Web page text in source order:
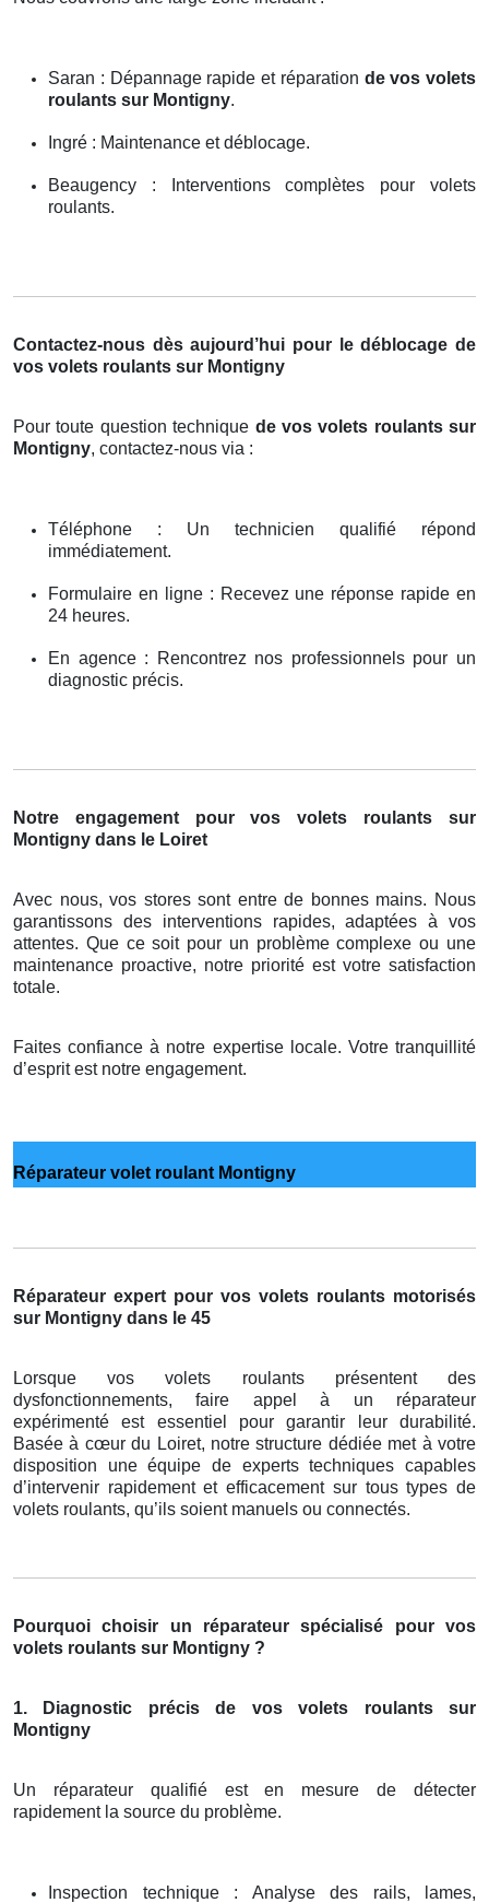
Saran : Dépannage rapide et réparation de vos volets
roulants sur Montigny.
Ingré : Maintenance et déblocage.
Beaugency : Interventions complètes pour volets
roulants.
Contactez-nous dès aujourd’hui pour le déblocage de
vos volets roulants sur Montigny
Pour toute question technique de vos volets roulants sur
Montigny, contactez-nous via :
Téléphone : Un technicien qualifié répond
immédiatement.
Formulaire en ligne : Recevez une réponse rapide en
24 heures.
En agence : Rencontrez nos professionnels pour un
diagnostic précis.
Notre engagement pour vos volets roulants sur
Montigny dans le Loiret
Avec nous, vos stores sont entre de bonnes mains. Nous
garantissons des interventions rapides, adaptées à vos
attentes. Que ce soit pour un problème complexe ou une
maintenance proactive, notre priorité est votre satisfaction
totale.
Faites confiance à notre expertise locale. Votre tranquillité
d’esprit est notre engagement.
Réparateur volet roulant Montigny
Réparateur expert pour vos volets roulants motorisés
sur Montigny dans le 45
Lorsque vos volets roulants présentent des
dysfonctionnements, faire appel à un réparateur
expérimenté est essentiel pour garantir leur durabilité.
Basée à cœur du Loiret, notre structure dédiée met à votre
disposition une équipe de experts techniques capables
d’intervenir rapidement et efficacement sur tous types de
volets roulants, qu’ils soient manuels ou connectés.
Pourquoi choisir un réparateur spécialisé pour vos
volets roulants sur Montigny ?
1. Diagnostic précis de vos volets roulants sur
Montigny
Un réparateur qualifié est en mesure de détecter
rapidement la source du problème.
Inspection technique : Analyse des rails, lames,